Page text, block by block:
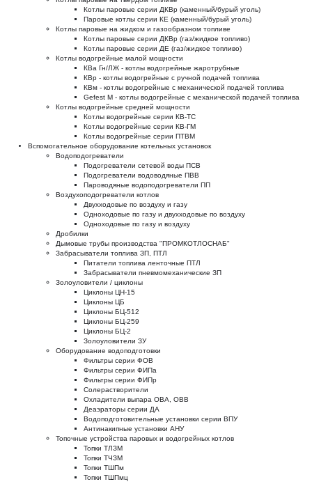
Котлы паровые серии ДКВр (каменный/бурый уголь)
Паровые котлы серии КЕ (каменный/бурый уголь)
Котлы паровые на жидком и газообразном топливе
Котлы паровые серии ДКВр (газ/жидкое топливо)
Котлы паровые серии ДЕ (газ/жидкое топливо)
Котлы водогрейные малой мощности
КВа Гн/ЛЖ - котлы водогрейные жаротрубные
КВр - котлы водогрейные с ручной подачей топлива
КВм - котлы водогрейные с механической подачей топлива
Gefest M - котлы водогрейные с механической подачей топлива
Котлы водогрейные средней мощности
Котлы водогрейные серии КВ-ТС
Котлы водогрейные серии КВ-ГМ
Котлы водогрейные серии ПТВМ
Вспомогательное оборудование котельных установок
Водоподогреватели
Подогреватели сетевой воды ПСВ
Подогреватели водоводяные ПВВ
Пароводяные водоподогреватели ПП
Воздухоподогреватели котлов
Двухходовые по воздуху и газу
Одноходовые по газу и двухходовые по воздуху
Одноходовые по газу и воздуху
Дробилки
Дымовые трубы производства "ПРОМКОТЛОСНАБ"
Забрасыватели топлива ЗП, ПТЛ
Питатели топлива ленточные ПТЛ
Забрасыватели пневмомеханические ЗП
Золоуловители / циклоны
Циклоны ЦН-15
Циклоны ЦБ
Циклоны БЦ-512
Циклоны БЦ-259
Циклоны БЦ-2
Золоуловители ЗУ
Оборудование водоподготовки
Фильтры серии ФОВ
Фильтры серии ФИПа
Фильтры серии ФИПр
Солерастворители
Охладители выпара ОВА, ОВВ
Деаэраторы серии ДА
Водоподготовительные установки серии ВПУ
Антинакипные установки АНУ
Топочные устройства паровых и водогрейных котлов
Топки ТЛЗМ
Топки ТЧЗМ
Топки ТШПм
Топки ТШПмц